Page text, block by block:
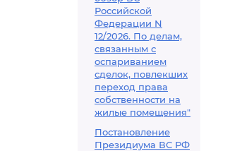
Российской
Федерации N
12/2026. По делам,
связанным с
оспариванием
сделок, повлекших
переход права
собственности на
жилые помещения"
Постановление
Президиума ВС РФ